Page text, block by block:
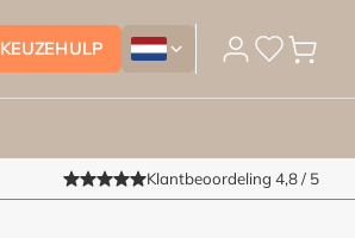
KEUZEHULP
Tuinmeubelhoesshop.nl -
Klantbeoordeling 4,8 / 5